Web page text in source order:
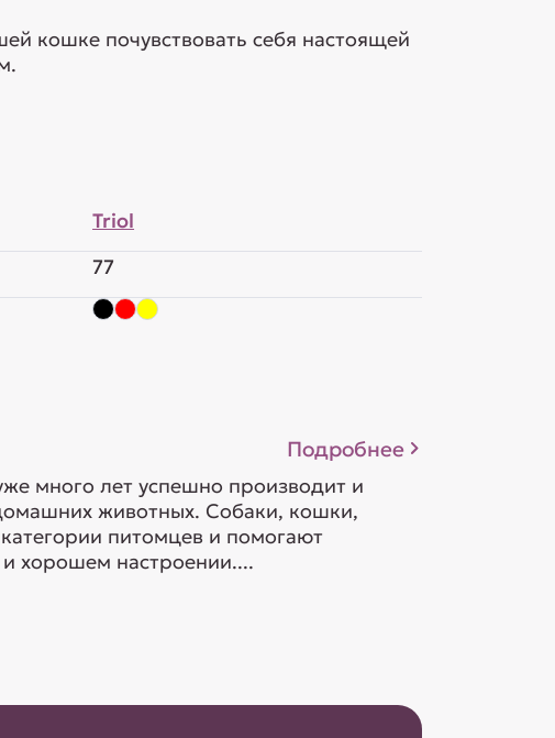
кошке почувствовать себя настоящей
Triol
77
Подробнее
много лет успешно производит и
животных. Собаки, кошки,
питомцев и помогают
хорошем настроении....